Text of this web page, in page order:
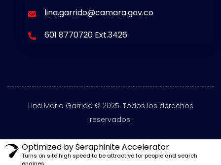
lina.garrido@camara.gov.co
601 8770720 Ext.3426
Lina Maria Garrido © 2025. Todos los derechos
reservados.
Optimized by Seraphinite Accelerator
Turns on site high speed to be attractive for people and search